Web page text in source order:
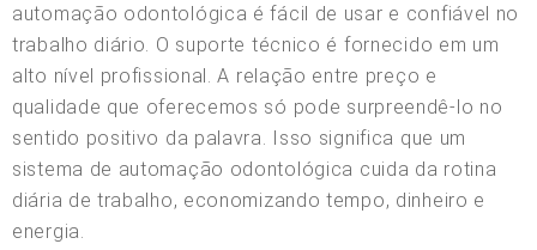
automação odontológica é fácil de usar e confiável no
trabalho diário. O suporte técnico é fornecido em um
alto nível profissional. A relação entre preço e
qualidade que oferecemos só pode surpreendê-lo no
sentido positivo da palavra. Isso significa que um
sistema de automação odontológica cuida da rotina
diária de trabalho, economizando tempo, dinheiro e
energia.